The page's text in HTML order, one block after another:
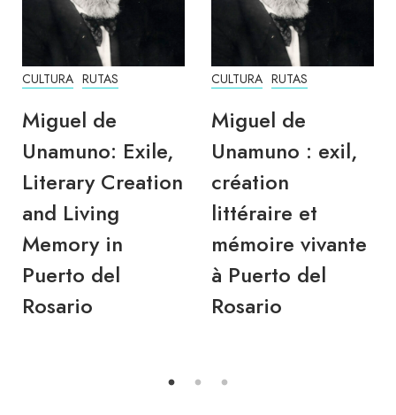
CULTURA RUTAS
Miguel de
Unamuno: Exile,
Literary Creation
and Living
Memory in
Puerto del
Rosario
CULTURA RUTAS
Miguel de
Unamuno : exil,
création
littéraire et
mémoire vivante
à Puerto del
Rosario